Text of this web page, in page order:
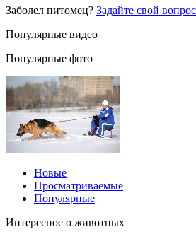
Заболел питомец? Задайте свой вопрос
Популярные видео
Популярные фото
Новые
Просматриваемые
Популярные
Интересное о животных